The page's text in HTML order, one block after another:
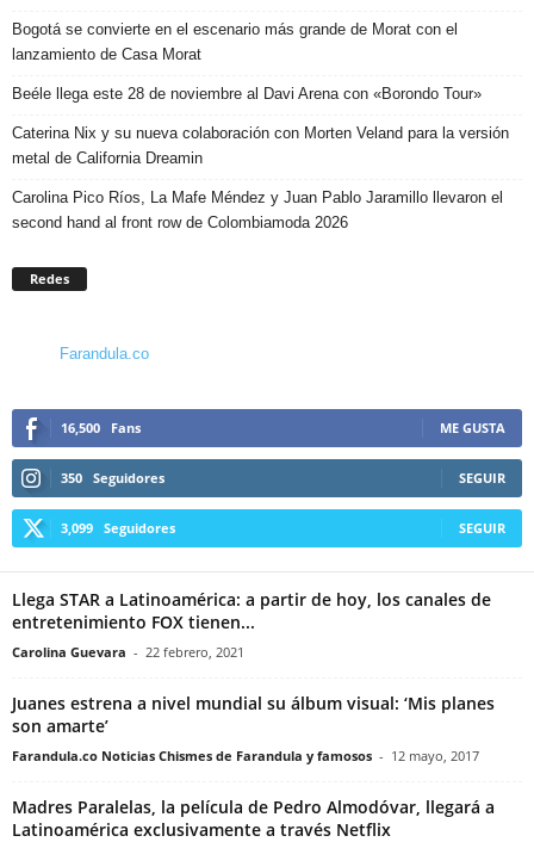
Bogotá se convierte en el escenario más grande de Morat con el
lanzamiento de Casa Morat
Beéle llega este 28 de noviembre al Davi Arena con «Borondo Tour»
Caterina Nix y su nueva colaboración con Morten Veland para la versión
metal de California Dreamin
Carolina Pico Ríos, La Mafe Méndez y Juan Pablo Jaramillo llevaron el
second hand al front row de Colombiamoda 2026
Redes
Farandula.co
16,500 Fans ME GUSTA
350 Seguidores SEGUIR
3,099 Seguidores SEGUIR
Llega STAR a Latinoamérica: a partir de hoy, los canales de
entretenimiento FOX tienen...
Carolina Guevara - 22 febrero, 2021
Juanes estrena a nivel mundial su álbum visual: ‘Mis planes
son amarte’
Farandula.co Noticias Chismes de Farandula y famosos - 12 mayo, 2017
Madres Paralelas, la película de Pedro Almodóvar, llegará a
Latinoamérica exclusivamente a través Netflix